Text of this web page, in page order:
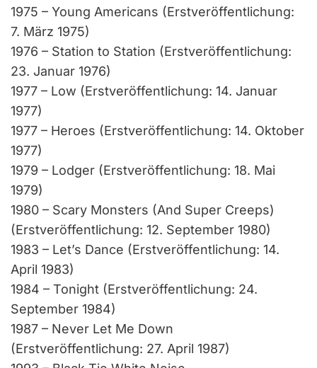
1975 – Young Americans (Erstveröffentlichung:
7. März 1975)
1976 – Station to Station (Erstveröffentlichung:
23. Januar 1976)
1977 – Low (Erstveröffentlichung: 14. Januar
1977)
1977 – Heroes (Erstveröffentlichung: 14. Oktober
1977)
1979 – Lodger (Erstveröffentlichung: 18. Mai
1979)
1980 – Scary Monsters (And Super Creeps)
(Erstveröffentlichung: 12. September 1980)
1983 – Let’s Dance (Erstveröffentlichung: 14.
April 1983)
1984 – Tonight (Erstveröffentlichung: 24.
September 1984)
1987 – Never Let Me Down
(Erstveröffentlichung: 27. April 1987)